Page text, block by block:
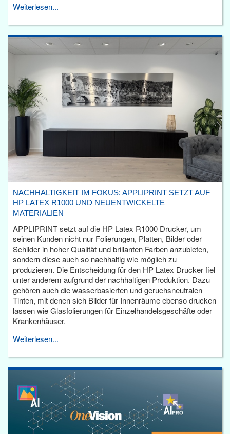
Weiterlesen...
NACHHALTIGKEIT IM FOKUS: APPLIPRINT SETZT AUF
HP LATEX R1000 UND NEUENTWICKELTE
MATERIALIEN
APPLIPRINT setzt auf die HP Latex R1000 Drucker, um
seinen Kunden nicht nur Folierungen, Platten, Bilder oder
Schilder in hoher Qualität und brillanten Farben anzubieten,
sondern diese auch so nachhaltig wie möglich zu
produzieren. Die Entscheidung für den HP Latex Drucker fiel
unter anderem aufgrund der nachhaltigen Produktion. Dazu
gehören auch die wasserbasierten und geruchsneutralen
Tinten, mit denen sich Bilder für Innenräume ebenso drucken
lassen wie Glasfolierungen für Einzelhandelsgeschäfte oder
Krankenhäuser.
Weiterlesen...